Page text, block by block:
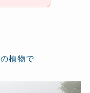
植物で